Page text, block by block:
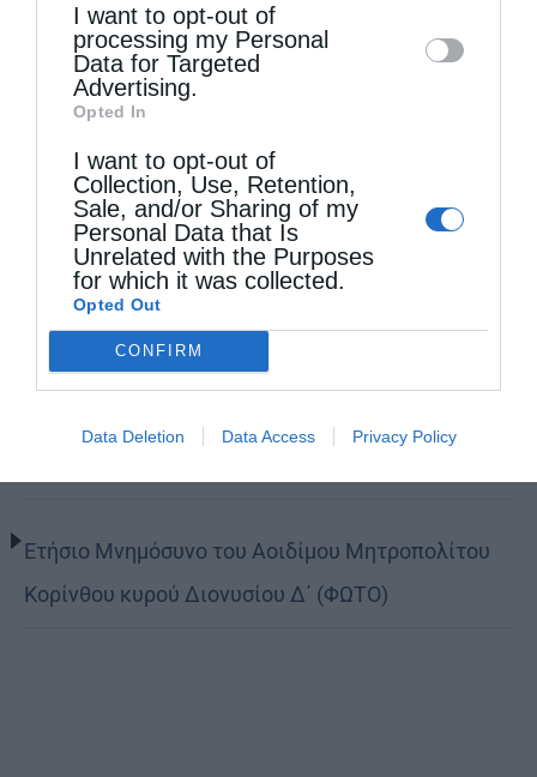
disclose it to other third parties.
I want to opt-out of
processing my Personal
Data for Targeted
Advertising.
Opted In
I want to opt-out of
Collection, Use, Retention,
Sale, and/or Sharing of my
Personal Data that Is
Unrelated with the Purposes
for which it was collected.
Opted Out
CONFIRM
Data Deletion Data Access Privacy Policy
Τελευταία άρθρα
Η υπεροχή της μητέρας
Τα βράδια των Παρακλήσεων (Βίντεο)
Ο Οικουμενικός Πατριάρχης στο πανηγυρίζον
Μετόχι του Αγίου Παντελεήμονος στον Γαλατά
Δημητριάδος Ιγνάτιος: «Να φτάσουμε
Ετήσιο Μνημόσυνο του Αοιδίμου Μητροπολίτου
Κορίνθου κυρού Διονυσίου Δ΄ (ΦΩΤΟ)